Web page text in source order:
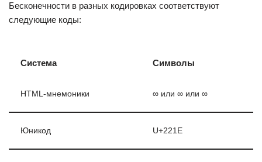
Бесконечности в разных кодировках соответствуют
следующие коды:
Система Символы
HTML-мнемоники ∞ или ∞ или ∞
Юникод U+221E